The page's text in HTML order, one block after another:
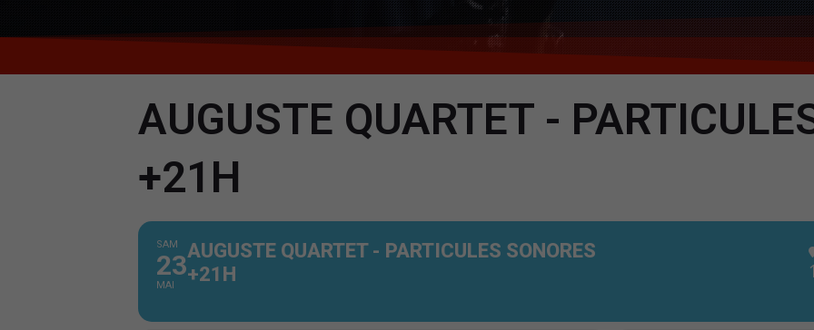
AUGUSTE QUARTET -
+21H
SAM
23
MAI
AUGUSTE QUARTET - PARTICULES SONORES
+21H